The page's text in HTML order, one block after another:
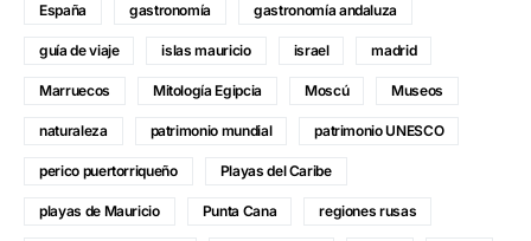
España gastronomía gastronomía andaluza
guía de viaje islas mauricio israel madrid
Marruecos Mitología Egipcia Moscú Museos
naturaleza patrimonio mundial patrimonio UNESCO
perico puertorriqueño Playas del Caribe
playas de Mauricio Punta Cana regiones rusas